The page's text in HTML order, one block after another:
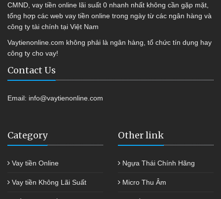
CMND, vay tiền online lãi suất 0 nhanh nhất không cần gặp mặt,
tổng hợp các web vay tiền online trong ngày từ các ngân hàng và
công ty tài chính tại Việt Nam
Vaytienonline.com không phải là ngân hàng, tổ chức tín dụng hay
công ty cho vay!
Contact Us
Email: info@vaytienonline.com
Category
Vay tiền Online
Vay tiền Không Lãi Suất
Other link
Ngựa Thái Chính Hãng
Micro Thu Âm